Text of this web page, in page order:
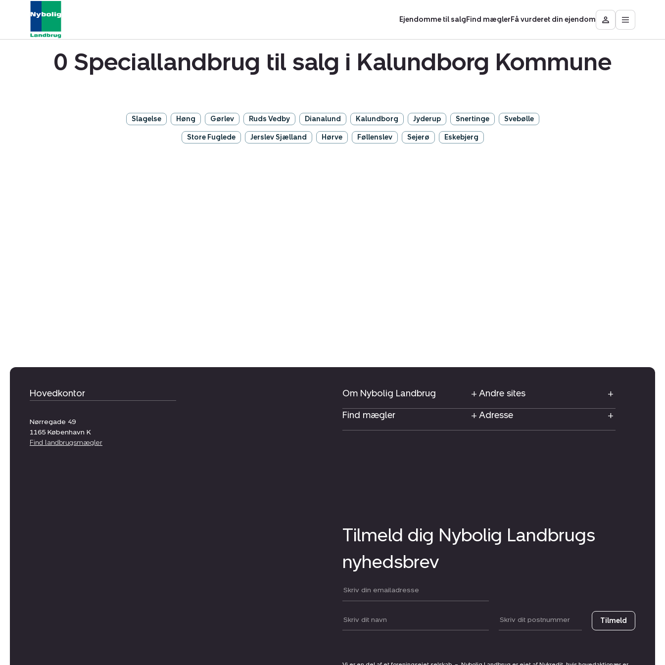
Ejendomme til salgFind mæglerFå vurderet din ejendom
Besøg
Mit
Åbn
0 Speciallandbrug til salg i Kalundborg Kommune
Slagelse Høng Gørlev Ruds Vedby Dianalund Kalundborg Jyderup Snertinge Svebølle
Store Fuglede Jerslev Sjælland Hørve Føllenslev Sejerø Eskebjerg
Hovedkontor
Nørregade 49
1165 København K
Find landbrugsmægler
Om Nybolig Landbrug
Andre sites
Find mægler
Adresse
Tilmeld dig Nybolig Landbrugs
nyhedsbrev
Din email:
Dit navn: Postnummer Tilmeld